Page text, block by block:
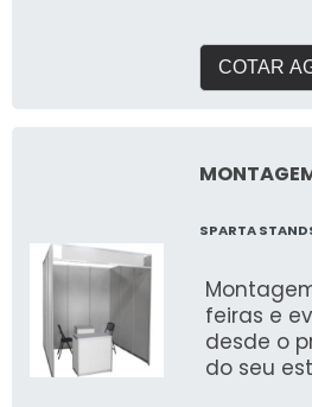
variados
mercado
COTAR
SPARTA
feiras e
desde o
do seu